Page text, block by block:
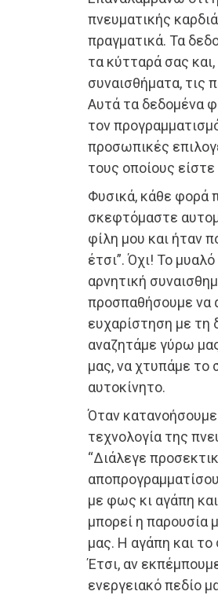
πνευματικής
πραγματικά. Τα
τα κύτταρά σας
συναισθήματα, τις
Αυτά τα δεδομένα
τον
προσωπικές
τους οποίους
Φυσικά, κάθε φορά
σκεφτόμαστε
φίλη μου και ήταν
έτσι”. Όχι! Το
αρνητική
προσπαθήσουμε να
ευχαρίστηση με τη
αναζητάμε γύρω
μας, να χτυπάμε το
αυτοκίνητο.
Όταν
τεχνολογία της
“Διάλεγε
με φως κι αγάπη
μπορεί η παρουσία
μας. Η αγάπη και
Έτσι, αν
ενεργειακό πεδίο